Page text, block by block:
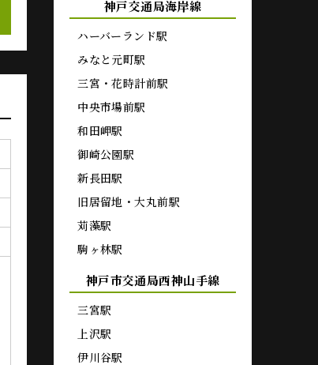
神戸交通局海岸線
ハーバーランド駅
みなと元町駅
三宮・花時計前駅
中央市場前駅
和田岬駅
御崎公園駅
新長田駅
旧居留地・大丸前駅
苅藻駅
駒ヶ林駅
神戸市交通局西神山手線
三宮駅
上沢駅
伊川谷駅